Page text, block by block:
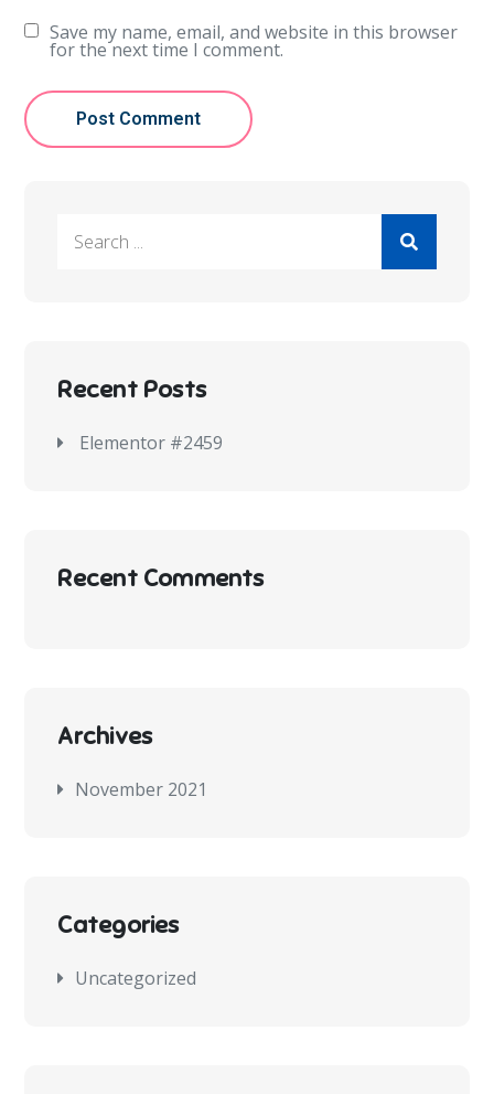
Save my name, email, and website in this browser
for the next time I comment.
Recent Posts
Elementor #2459
Recent Comments
Archives
November 2021
Categories
Uncategorized